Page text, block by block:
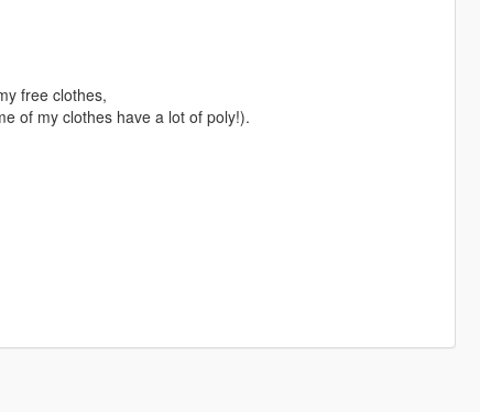
free clothes,
of my clothes have a lot of poly!).